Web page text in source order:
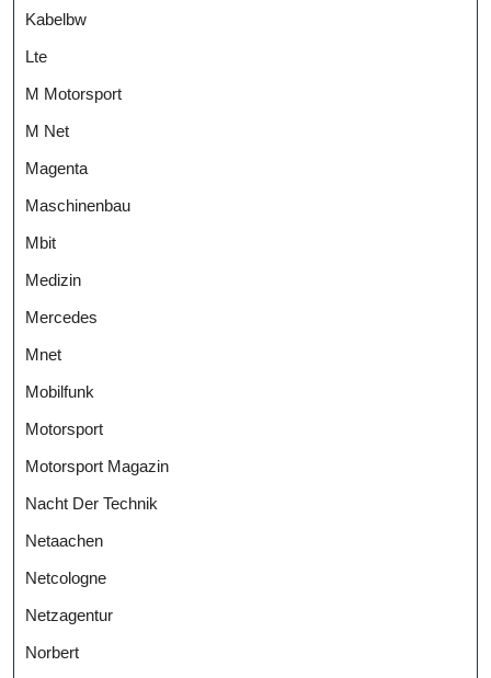
Kabelbw
Lte
M Motorsport
M Net
Magenta
Maschinenbau
Mbit
Medizin
Mercedes
Mnet
Mobilfunk
Motorsport
Motorsport Magazin
Nacht Der Technik
Netaachen
Netcologne
Netzagentur
Norbert